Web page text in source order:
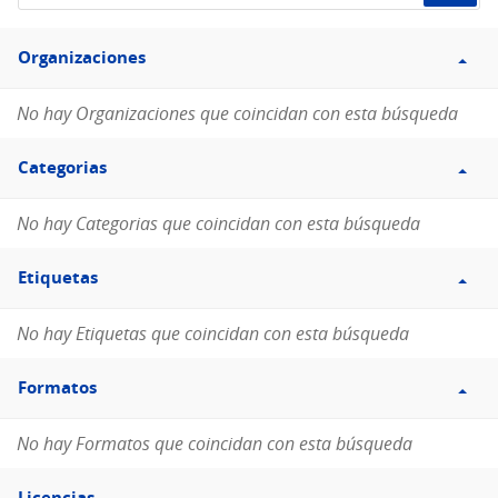
de
Filtro
Organizaciones
Organizaciones
No hay Organizaciones que coincidan con esta búsqueda
Filtro
Categorias
Categorias
No hay Categorias que coincidan con esta búsqueda
Filtro
Etiquetas
Etiquetas
No hay Etiquetas que coincidan con esta búsqueda
Filtro
Formatos
Formatos
No hay Formatos que coincidan con esta búsqueda
Filtro